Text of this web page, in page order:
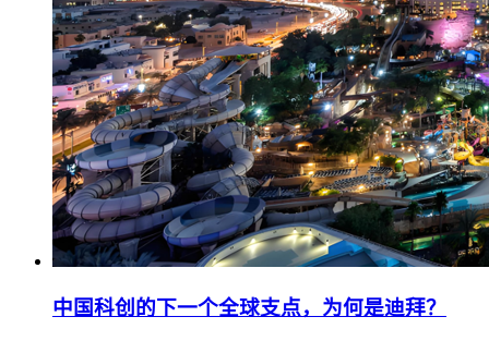
中国科创的下一个全球支点，为何是迪拜？